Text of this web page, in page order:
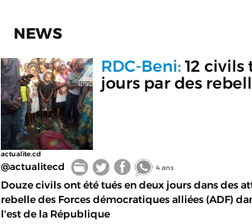
NEWS
actualite.cd
RDC-Beni:12 civils
jours par des
@actualitecd 4 ans
Douze civils ont été tués en deux jours dans des
rebelle des Forces démocratiques alliées (ADF)
l'est de la République